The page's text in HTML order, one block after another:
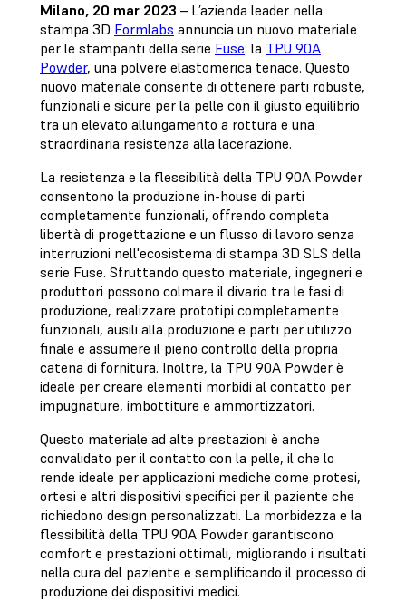
Milano, 20 mar 2023 – L’azienda leader nella
stampa 3D Formlabs annuncia un nuovo materiale
per le stampanti della serie Fuse: la TPU 90A
Powder, una polvere elastomerica tenace. Questo
nuovo materiale consente di ottenere parti robuste,
funzionali e sicure per la pelle con il giusto equilibrio
tra un elevato allungamento a rottura e una
straordinaria resistenza alla lacerazione.
La resistenza e la flessibilità della TPU 90A Powder
consentono la produzione in-house di parti
completamente funzionali, offrendo completa
libertà di progettazione e un flusso di lavoro senza
interruzioni nell'ecosistema di stampa 3D SLS della
serie Fuse. Sfruttando questo materiale, ingegneri e
produttori possono colmare il divario tra le fasi di
produzione, realizzare prototipi completamente
funzionali, ausili alla produzione e parti per utilizzo
finale e assumere il pieno controllo della propria
catena di fornitura. Inoltre, la TPU 90A Powder è
ideale per creare elementi morbidi al contatto per
impugnature, imbottiture e ammortizzatori.
Questo materiale ad alte prestazioni è anche
convalidato per il contatto con la pelle, il che lo
rende ideale per applicazioni mediche come protesi,
ortesi e altri dispositivi specifici per il paziente che
richiedono design personalizzati. La morbidezza e la
flessibilità della TPU 90A Powder garantiscono
comfort e prestazioni ottimali, migliorando i risultati
nella cura del paziente e semplificando il processo di
produzione dei dispositivi medici.